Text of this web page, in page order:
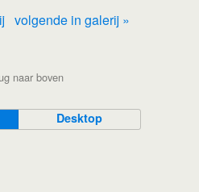
volgende in galerij »
naar boven
Desktop